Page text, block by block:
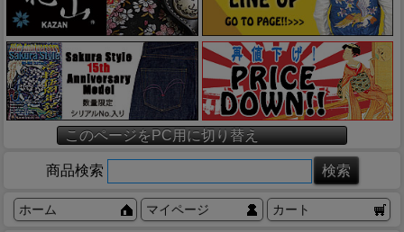
このページをPC用に切り替え
商品検索
ホーム マイページ カート